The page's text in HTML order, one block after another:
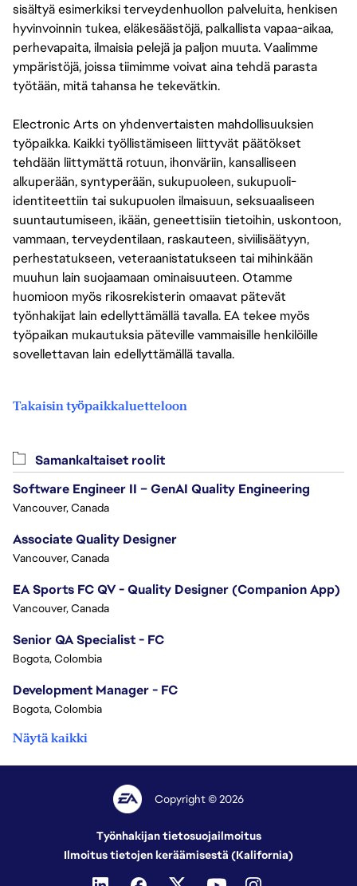
sisältyä esimerkiksi terveydenhuollon palveluita, henkisen
hyvinvoinnin tukea, eläkesäästöjä, palkallista vapaa-aikaa,
perhevapaita, ilmaisia pelejä ja paljon muuta. Vaalimme
ympäristöjä, joissa tiimimme voivat aina tehdä parasta
työtään, mitä tahansa he tekevätkin.
Electronic Arts on yhdenvertaisten mahdollisuuksien
työpaikka. Kaikki työllistämiseen liittyvät päätökset
tehdään liittymättä rotuun, ihonväriin, kansalliseen
alkuperään, syntyperään, sukupuoleen, sukupuoli-
identiteettiin tai sukupuolen ilmaisuun, seksuaaliseen
suuntautumiseen, ikään, geneettisiin tietoihin, uskontoon,
vammaan, terveydentilaan, raskauteen, siviilisäätyyn,
perhestatukseen, veteraanistatukseen tai mihinkään
muuhun lain suojaamaan ominaisuuteen. Otamme
huomioon myös rikosrekisterin omaavat pätevät
työnhakijat lain edellyttämällä tavalla. EA tekee myös
työpaikan mukautuksia päteville vammaisille henkilöille
sovellettavan lain edellyttämällä tavalla.
Takaisin työpaikkaluetteloon
Samankaltaiset roolit
Software Engineer II – GenAI Quality Engineering
Vancouver, Canada
Associate Quality Designer
Vancouver, Canada
EA Sports FC QV - Quality Designer (Companion App)
Vancouver, Canada
Senior QA Specialist - FC
Bogota, Colombia
Development Manager - FC
Bogota, Colombia
Näytä kaikki
Copyright © 2026
Työnhakijan tietosuojailmoitus
Ilmoitus tietojen keräämisestä (Kalifornia)